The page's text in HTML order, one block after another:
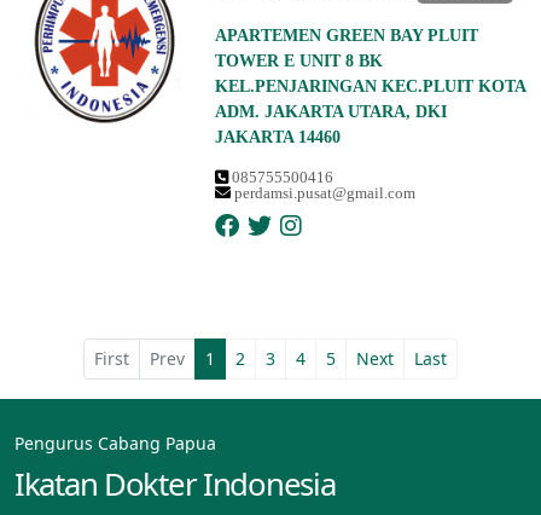
APARTEMEN GREEN BAY PLUIT
TOWER E UNIT 8 BK
KEL.PENJARINGAN KEC.PLUIT KOTA
ADM. JAKARTA UTARA, DKI
JAKARTA 14460
085755500416
perdamsi.pusat@gmail.com
First Prev 1 2 3 4 5 Next Last
Pengurus Cabang Papua
Ikatan Dokter Indonesia